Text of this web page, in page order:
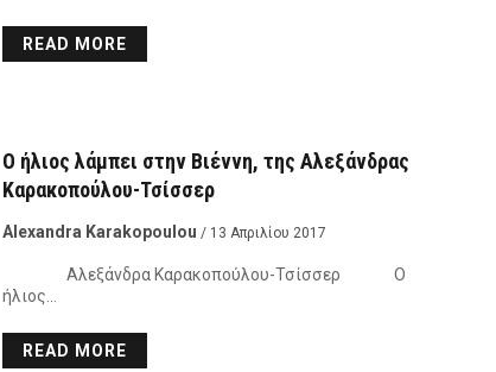
READ MORE
Ο ήλιος λάμπει στην Βιέννη, της Αλεξάνδρας
Καρακοπούλου-Τσίσσερ
Alexandra Karakopoulou / 13 Απριλίου 2017
Αλεξάνδρα Καρακοπούλου-Τσίσσερ Ο
ήλιος…
READ MORE